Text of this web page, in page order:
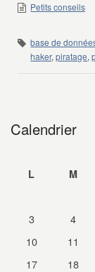
Petits conseils
base de
haker,piratage,
Calendrier
L M
3
4
10 11
17
18